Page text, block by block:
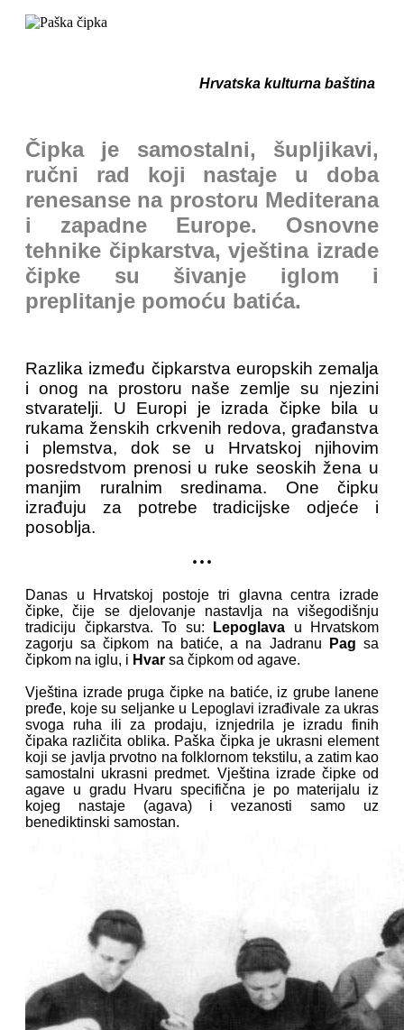
Hrvatska kulturna baština
Čipka je samostalni, šupljikavi,
ručni rad koji nastaje u doba
renesanse na prostoru Mediterana
i zapadne Europe. Osnovne
tehnike čipkarstva, vještina izrade
čipke su šivanje iglom i
preplitanje pomoću batića.
Razlika između čipkarstva europskih zemalja
i onog na prostoru naše zemlje su njezini
stvaratelji. U Europi je izrada čipke bila u
rukama ženskih crkvenih redova, građanstva
i plemstva, dok se u Hrvatskoj njihovim
posredstvom prenosi u ruke seoskih žena u
manjim ruralnim sredinama. One čipku
izrađuju za potrebe tradicijske odjeće i
posoblja.
...
Danas u Hrvatskoj postoje tri glavna centra izrade
čipke, čije se djelovanje nastavlja na višegodišnju
tradiciju čipkarstva. To su:
Lepoglava u Hrvatskom
zagorju sa čipkom na batiće, a na Jadranu
Pag sa
čipkom na iglu, i Hvar sa čipkom od agave.
Vještina izrade pruga čipke na batiće, iz grube lanene
pređe, koje su seljanke u Lepoglavi izrađivale za ukras
svoga ruha ili za prodaju, iznjedrila je izradu finih
čipaka različita oblika. Paška čipka je ukrasni element
koji se javlja prvotno na folklornom tekstilu, a zatim kao
samostalni ukrasni predmet. Vještina izrade čipke od
agave u gradu Hvaru specifična je po materijalu iz
kojeg nastaje (agava) i vezanosti samo uz
benediktinski samostan.